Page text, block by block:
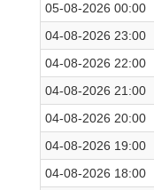
05-08-2026 00:00
04-08-2026 23:00
04-08-2026 22:00
04-08-2026 21:00
04-08-2026 20:00
04-08-2026 19:00
04-08-2026 18:00